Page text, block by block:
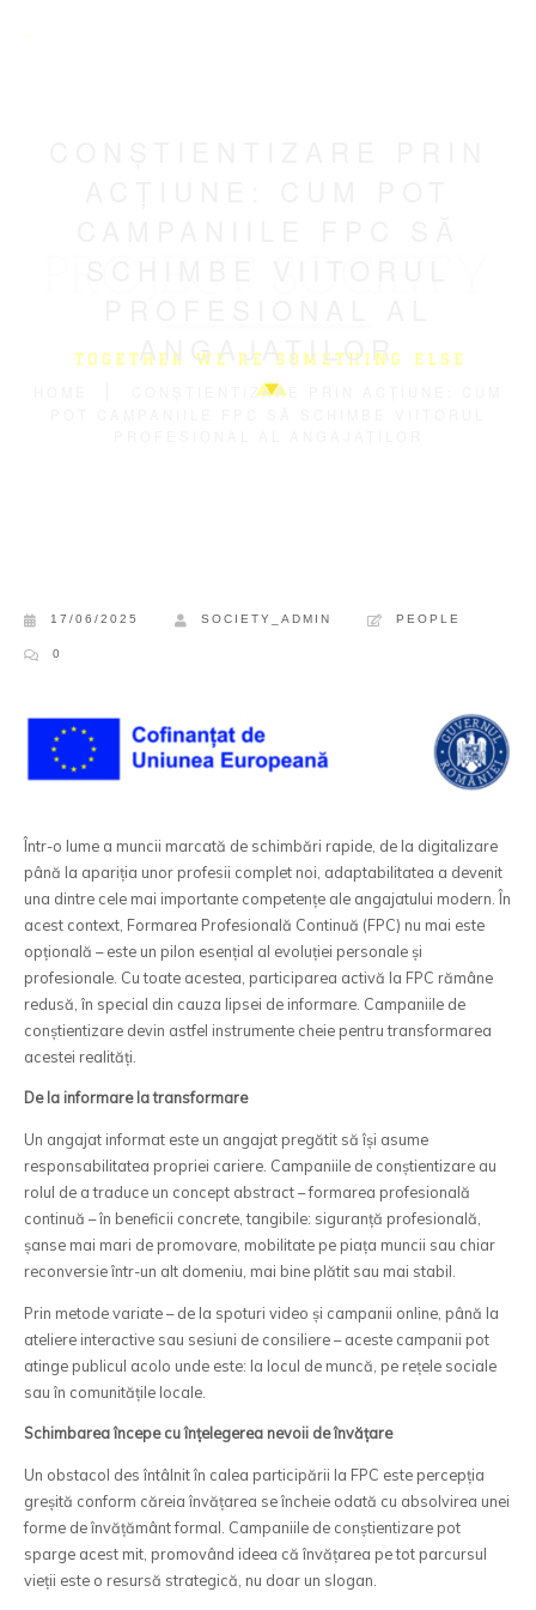
ANGAJAȚILOR
CONȘTIENTIZARE PRIN ACȚIUNE: CUM
17/06/2025 SOCIETY_ADMIN PEOPLE
0
Într-o lume a muncii marcată de schimbări rapide, de la digitalizare
până la apariția unor profesii complet noi, adaptabilitatea a devenit
una dintre cele mai importante competențe ale angajatului modern. În
acest context, Formarea Profesională Continuă (FPC) nu mai este
opțională – este un pilon esențial al evoluției personale și
profesionale. Cu toate acestea, participarea activă la FPC rămâne
redusă, în special din cauza lipsei de informare. Campaniile de
conștientizare devin astfel instrumente cheie pentru transformarea
acestei realități.
De la informare la transformare
Un angajat informat este un angajat pregătit să își asume
responsabilitatea propriei cariere. Campaniile de conștientizare au
rolul de a traduce un concept abstract – formarea profesională
continuă – în beneficii concrete, tangibile: siguranță profesională,
șanse mai mari de promovare, mobilitate pe piața muncii sau chiar
reconversie într-un alt domeniu, mai bine plătit sau mai stabil.
Prin metode variate – de la spoturi video și campanii online, până la
ateliere interactive sau sesiuni de consiliere – aceste campanii pot
atinge publicul acolo unde este: la locul de muncă, pe rețele sociale
sau în comunitățile locale.
Schimbarea începe cu înțelegerea nevoii de învățare
Un obstacol des întâlnit în calea participării la FPC este percepția
greșită conform căreia învățarea se încheie odată cu absolvirea unei
forme de învățământ formal. Campaniile de conștientizare pot
sparge acest mit, promovând ideea că învățarea pe tot parcursul
vieții este o resursă strategică, nu doar un slogan.